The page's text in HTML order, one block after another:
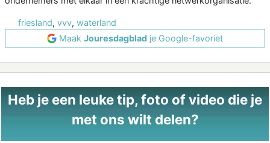
friesland, vvv, waterland
Maak Jouresdagblad je Google-favoriet
Heb je een leuke tip, foto of video die je
met ons wilt delen?